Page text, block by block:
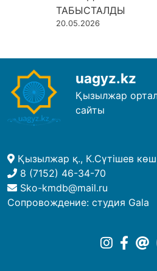
ТАБЫСТАЛДЫ
20.05.2026
uagyz.kz
Қызылжар
сайты
Қызылжар қ., К.Сүтішев
8 (7152) 46-34-70
Sko-kmdb@mail.ru
Сопровождение: студия Gala